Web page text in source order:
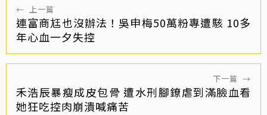
← 上一篇
連富商尪也沒辦法！吳申梅50萬粉專遭駭 10多
年心血一夕失控
下一篇 →
禾浩辰暴瘦成皮包骨 遭水刑腳鐐虐到滿臉血看
她狂吃控肉崩潰喊痛苦